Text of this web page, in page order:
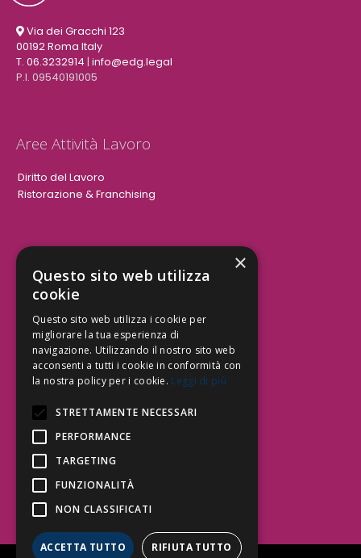
Via dei Gracchi 123
00192 Roma Italy
T. 06.3232914 | info@edg.legal
P.I. 09540191005
Aree Attività Lavoro
Diritto del Lavoro
Ristorazione & Franchising
Aree Attività Civile
Tutele del Credito
Responsabilità Civile
Contrattualistica
Segui lo Studio EDG sui social.
Invia messaggio
T. 06.3232914
info@edg.legal
×
Questo sito web utilizza
cookie
Questo sito web utilizza i cookie per
migliorare la tua esperienza di
navigazione. Utilizzando il nostro sito web
acconsenti a tutti i cookie in conformità con
la nostra policy per i cookie. Leggi di più
STRETTAMENTE NECESSARI
PERFORMANCE
TARGETING
FUNZIONALITÀ
NON CLASSIFICATI
ACCETTA TUTTO RIFIUTA TUTTO